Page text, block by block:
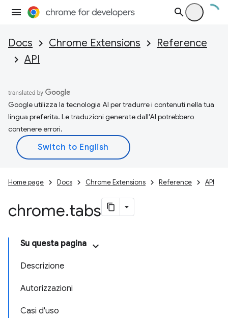
Docs Chrome Extensions
Reference
API
Google utilizza la tecnologia AI per tradurre i contenuti nella tua
lingua preferita. Le traduzioni generate dall'AI potrebbero
contenere errori.
Home page Docs Chrome Extensions Reference API
chrome.tabs
Su questa pagina
Descrizione
Autorizzazioni
Casi d'uso